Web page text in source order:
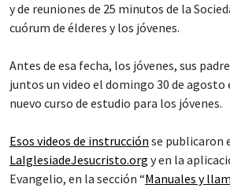
y de reuniones de 25 minutos de la
cuórum de élderes y los jóvenes.
Antes de esa fecha, los jóvenes, sus
juntos un video el domingo 30 de agosto
nuevo curso de estudio para los jóvenes.
Esos videos de instrucción se publicaron
LaIglesiadeJesucristo.org y en la
Evangelio, en la sección “Manuales y